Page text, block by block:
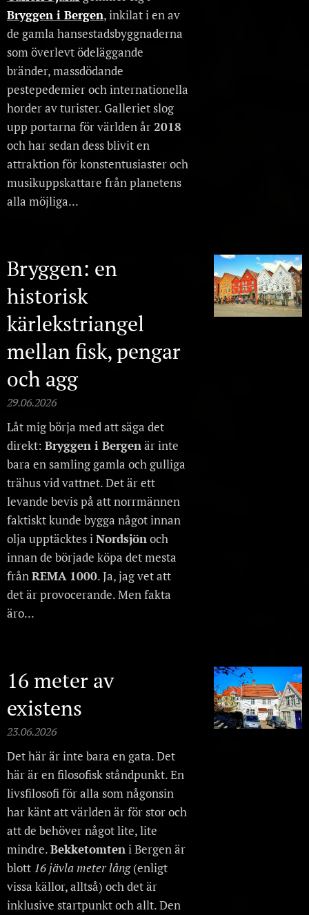
Bryggen i Bergen, inkilat i en av
de gamla hansestadsbyggnaderna
som överlevt ödeläggande
bränder, massdödande
pestepedemier och internationella
horder av turister. Galleriet slog
upp portarna för världen år2018
och har sedan dess blivit en
attraktion för konstentusiaster och
musikuppskattare från planetens
alla möjliga...
Bryggen: en
historisk
kärlekstriangel
mellan fisk, pengar
och agg
29.06.2026
Låt mig börja med att säga det
direkt: Bryggen i Bergenär inte
bara en samling gamla och gulliga
trähus vid vattnet. Det är ett
levande bevis på att norrmännen
faktiskt kunde bygga något innan
olja upptäcktes iNordsjönoch
innan de började köpa det mesta
frånREMA 1000. Ja, jag vet att
det är provocerande. Men fakta
äro...
16 meter av
existens
23.06.2026
Det här är inte bara en gata. Det
här är en filosofisk ståndpunkt. En
livsfilosofi för alla som någonsin
har känt att världen är för stor och
att de behöver något lite, lite
mindre.Bekketomteni Bergen är
blott 16 jävla meter lång(enligt
vissa källor, alltså) och det är
inklusive startpunkt och allt. Den